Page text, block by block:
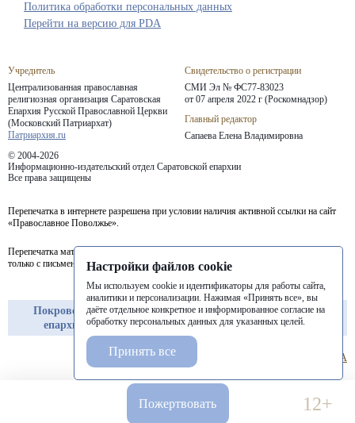
Учредитель
Централизованная православная
религиозная организация Саратовская
Епархия Русской Православной Церкви
(Московский Патриархат)
Патриархия.ru
Свидетельство о регистрации
СМИ Эл № ФС77-83023
от 07 апреля 2022 г (Роскомнадзор)
Главный редактор
Сапаева Елена Владимировна
© 2004-2026
Информационно-издательский отдел Саратовской епархии
Все права защищены
Политика обработки персональных данных
Перепечатка в интернете разрешена при условии наличия активной ссылки на сайт
«Православное Поволжье».
Перепечатка материалов портала в печатных изданиях (книгах, прессе) возможна
только с письменного разрешения редакции.
Покровская
епархия
Балашовская
епархия
Балаковская
епархия
Перейти на версию для PDA
Пожертвовать 12+
Настройки файлов cookie
Мы используем cookie и идентификаторы для работы сайта,
аналитики и персонализации. Нажимая «Принять все», вы
даёте отдельное конкретное и информированное согласие на
обработку персональных данных для указанных целей.
Принять все